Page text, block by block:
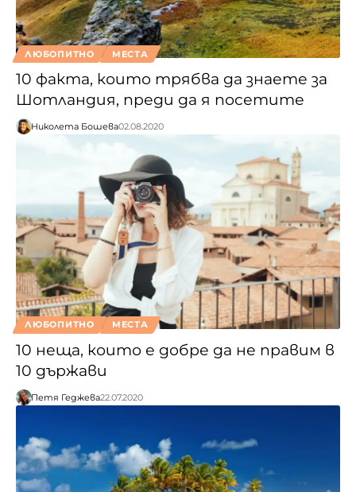
ЛЮБОПИТНО МЕСТА
10 факта, които трябва да знаете за
Шотландия, преди да я посетите
Николета Бошева02.08.2020
ЛЮБОПИТНО МЕСТА
10 неща, които е добре да не правим в
10 държави
Петя Геджева22.07.2020